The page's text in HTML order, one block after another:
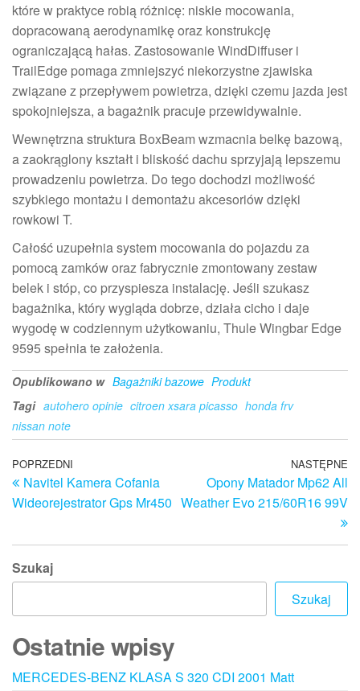
które w praktyce robią różnicę: niskie mocowania,
dopracowaną aerodynamikę oraz konstrukcję
ograniczającą hałas. Zastosowanie WindDiffuser i
TrailEdge pomaga zmniejszyć niekorzystne zjawiska
związane z przepływem powietrza, dzięki czemu jazda jest
spokojniejsza, a bagażnik pracuje przewidywalnie.
Wewnętrzna struktura BoxBeam wzmacnia belkę bazową,
a zaokrąglony kształt i bliskość dachu sprzyjają lepszemu
prowadzeniu powietrza. Do tego dochodzi możliwość
szybkiego montażu i demontażu akcesoriów dzięki
rowkowi T.
Całość uzupełnia system mocowania do pojazdu za
pomocą zamków oraz fabrycznie zmontowany zestaw
belek i stóp, co przyspiesza instalację. Jeśli szukasz
bagażnika, który wygląda dobrze, działa cicho i daje
wygodę w codziennym użytkowaniu, Thule Wingbar Edge
9595 spełnia te założenia.
Opublikowano w Bagażniki bazowe Produkt
Tagi autohero opinie citroen xsara picasso honda frv
nissan note
Nawigacja
wpisu
Poprzedni
wpis
POPRZEDNI
Navitel Kamera Cofania
Wideorejestrator Gps Mr450
NASTĘPNE
Opony Matador Mp62 All
Weather Evo 215/60R16 99V
Szukaj
Szukaj
Ostatnie wpisy
MERCEDES-BENZ KLASA S 320 CDI 2001 Matt